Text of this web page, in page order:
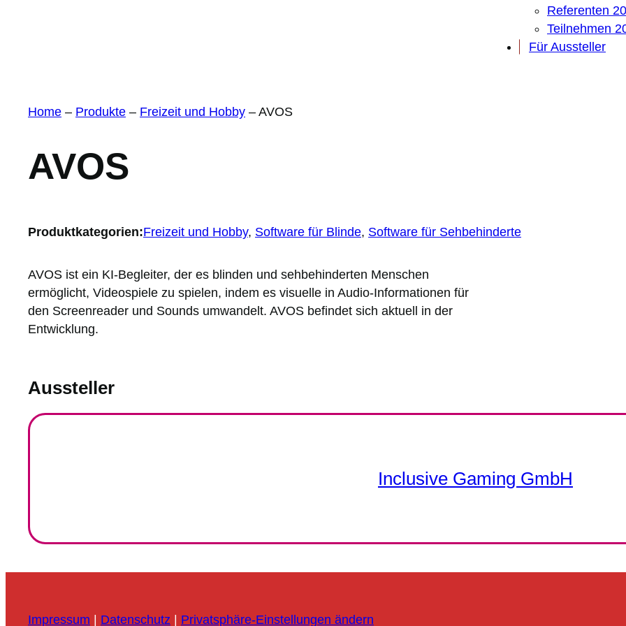
Referenten
Teilnehmen
Für Aussteller
Home – Produkte – Freizeit und Hobby – AVOS
AVOS
Produktkategorien:Freizeit und Hobby, Software für Blinde, Software für Sehbehinderte
AVOS ist ein KI-Begleiter, der es blinden und sehbehinderten Menschen
ermöglicht, Videospiele zu spielen, indem es visuelle in Audio-Informationen für
den Screenreader und Sounds umwandelt. AVOS befindet sich aktuell in der
Entwicklung.
Aussteller
Inclusive Gaming GmbH
Impressum Datenschutz Privatsphäre-Einstellungen ändern